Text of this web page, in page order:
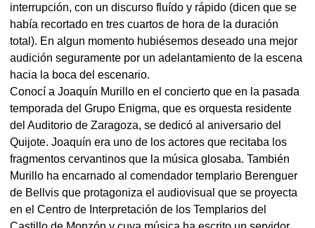
interrupción, con un discurso fluído y rápido (dicen que se
había recortado en tres cuartos de hora de la duración
total). En algun momento hubiésemos deseado una mejor
audición seguramente por un adelantamiento de la escena
hacia la boca del escenario.
Conocí a Joaquín Murillo en el concierto que en la pasada
temporada del Grupo Enigma, que es orquesta residente
del Auditorio de Zaragoza, se dedicó al aniversario del
Quijote. Joaquín era uno de los actores que recitaba los
fragmentos cervantinos que la música glosaba. También
Murillo ha encarnado al comendador templario Berenguer
de Bellvis que protagoniza el audiovisual que se proyecta
en el Centro de Interpretación de los Templarios del